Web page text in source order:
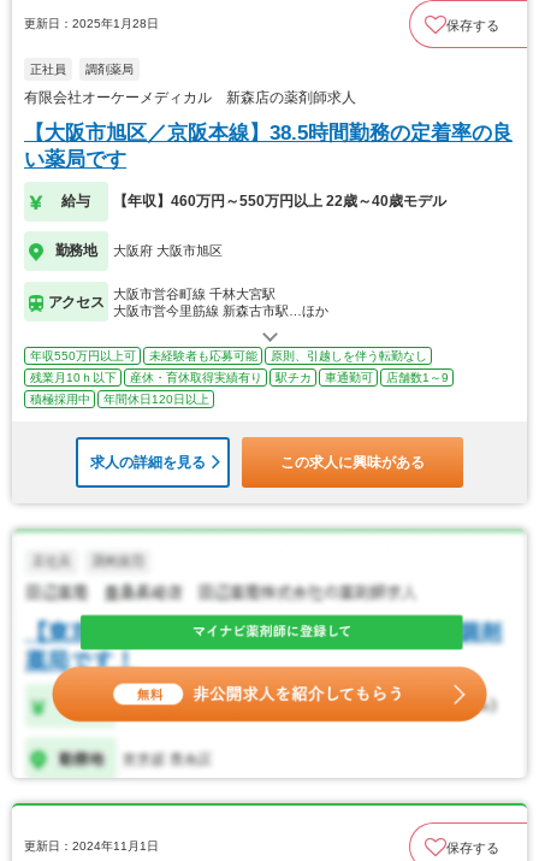
更新日：2025年1月28日 保存する
正社員 調剤薬局
有限会社オーケーメディカル 新森店の薬剤師求人
【大阪市旭区／京阪本線】38.5時間勤務の定着率の良
い薬局です
給与 【年収】460万円～550万円以上 22歳～40歳モデル
勤務地 大阪府 大阪市旭区
アクセス
大阪市営谷町線 千林大宮駅
大阪市営今里筋線 新森古市駅…ほか
年収550万円以上可 未経験者も応募可能
原則、引越しを伴う転勤なし
残業月10ｈ以下
産休・育休取得実績有り 駅チカ 車通勤可
店舗数1～9
積極採用中
年間休日120日以上
求人の詳細を見る この求人に興味がある
更新日：2024年11月1日 保存する